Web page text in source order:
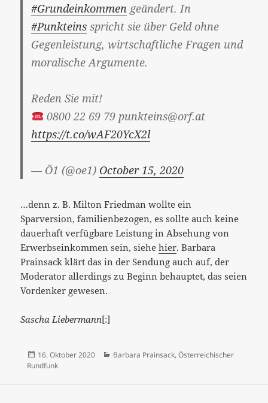
#Grundeinkommen geändert. In
#Punkteins spricht sie über Geld ohne
Gegenleistung, wirtschaftliche Fragen und
moralische Argumente.
Reden Sie mit!
0800 22 69 79 punkteins@orf.at
https://t.co/wAF20YcX2l
— Ö1 (@oe1) October 15, 2020
…denn z. B. Milton Friedman wollte ein
Sparversion, familienbezogen, es sollte auch keine
dauerhaft verfügbare Leistung in Absehung von
Erwerbseinkommen sein, siehehier. Barbara
Prainsack klärt das in der Sendung auch auf, der
Moderator allerdings zu Beginn behauptet, das seien
Vordenker gewesen.
Sascha Liebermann[:]
Veröffentlicht
am
16. Oktober 2020 Kategorien
Barbara Prainsack, Österreichischer
Rundfunk